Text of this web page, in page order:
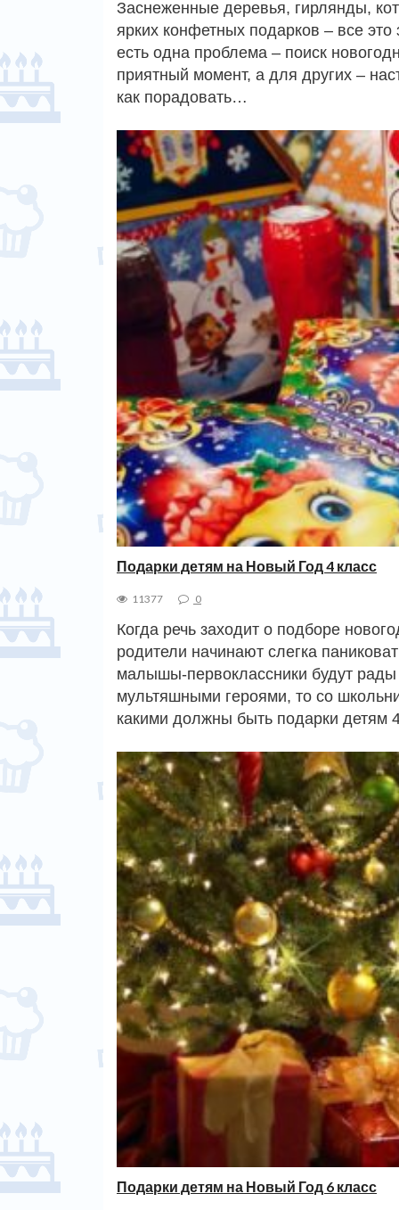
Заснеженные деревья, гирлянды,
ярких конфетных подарков – все
есть одна проблема – поиск
приятный момент, а для других –
как порадовать…
Подарки детям на Новый Год 4 класс
11377 0
Когда речь заходит о подборе
родители начинают слегка
малышы-первоклассники будут рады
мультяшными героями, то со
какими должны быть подарки
Подарки детям на Новый Год 6 класс